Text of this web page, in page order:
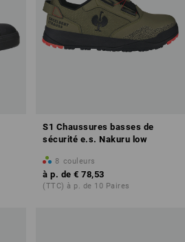
de sécurité
S1 Chaussures basses de
sécurité e.s. Nakuru low
8 couleurs
à p. de € 78,53
(TTC) à p. de 10 Paires